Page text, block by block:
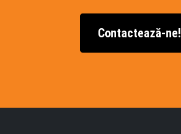
Contactează-ne!